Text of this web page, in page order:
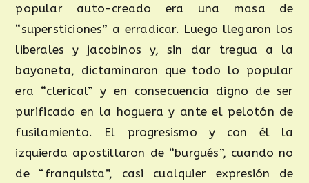
popular auto-creado era una masa de
“supersticiones” a erradicar. Luego llegaron los
liberales y jacobinos y, sin dar tregua a la
bayoneta, dictaminaron que todo lo popular
era “clerical” y en consecuencia digno de ser
purificado en la hoguera y ante el pelotón de
fusilamiento. El progresismo y con él la
izquierda apostillaron de “burgués”, cuando no
de “franquista”, casi cualquier expresión de